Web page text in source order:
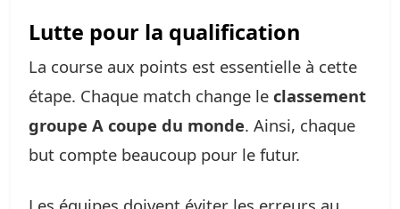
Lutte pour la qualification
La course aux points est essentielle à cette
étape. Chaque match change le classement
groupe A coupe du monde. Ainsi, chaque
but compte beaucoup pour le futur.